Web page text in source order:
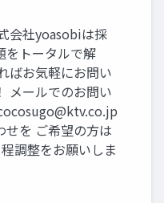
会社yoasobiは採
をトータルで解
ばお気軽にお問い
メールでのお問い
せを ご希望の方は
調整をお願いしま